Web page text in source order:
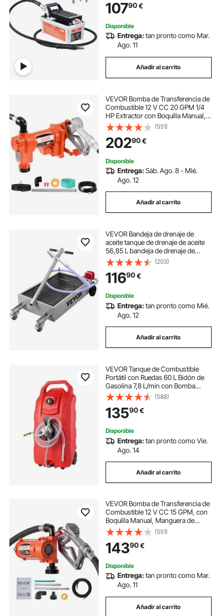
Hidráulica de Aire Accionada por
Pie Gris
10790€
Disponible
Entrega:tan pronto como Mar.
Ago. 11
Añadir al carrito
VEVOR Bomba de Transferencia de
Combustible 12 V CC 20 GPM 1/4
HP Extractor con Boquilla Manual,
Manguera de Descarga, Tubo de
Succión, para Gasolina, Diésel,
Queroseno, Mezclas de Etanol y
Metanol
(551)
20290€
Disponible
Entrega:Sáb. Ago. 8 - Mié.
Ago. 12
Añadir al carrito
VEVOR Bandeja de drenaje de
aceite tanque de drenaje de aceite
56,85 L bandeja de drenaje de
aceite perfil bajo 5 L mano plegable
con bomba manguera ruedas
giratorias para automóvil, SUV,
camiones
(203)
11690€
Disponible
Entrega:tan pronto como Mié.
Ago. 12
Añadir al carrito
VEVOR Tanque de Combustible
Portátil con Ruedas 60 L Bidón de
Gasolina 7,8 L/min con Bomba
Manual, Transferencia de
Combustible para Gasolina, Diesel,
Aceite, Máquina, Cortacésped,
Coche, Tractor
(588)
13590€
Disponible
Entrega:tan pronto como Vie.
Ago. 14
Añadir al carrito
VEVOR Bomba de Transferencia de
Combustible 12 V CC 15 GPM, con
Boquilla Manual, Manguera de
Descarga, Protección contra
Sobrecalentamiento, Cable de
Alimentación, para Gasolina,
Diésel, Queroseno
(551)
14390€
Disponible
Entrega:tan pronto como Mar.
Ago. 11
Añadir al carrito